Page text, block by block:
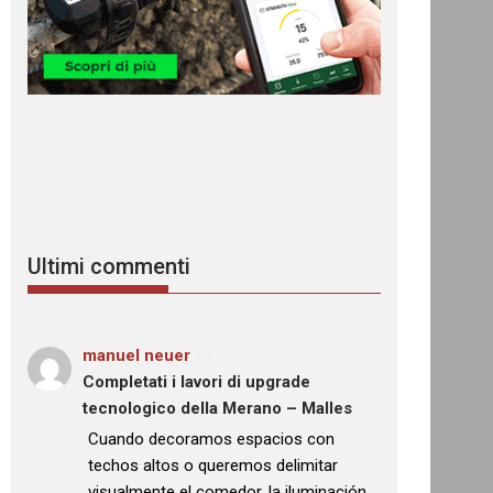
Ultimi commenti
manuel neuer
Completati i lavori di upgrade
tecnologico della Merano – Malles
: “
Cuando decoramos espacios con
techos altos o queremos delimitar